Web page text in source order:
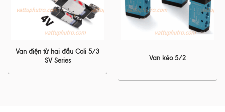
Van điện từ hai đầu Coli 5/3
SV Series
Van kéo 5/2